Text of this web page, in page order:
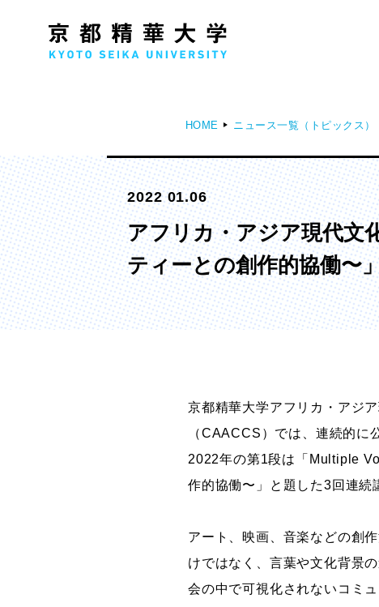
人文学部
歴史コース
文学コース
社会コース
国際文化コース
国際日本学コース
メ
メデ
デジタルクリエイションコース
プロダクトデザイン学科
新世
キャ
アニ
HOME ニュース一覧（トピックス）
2022 01.06
アフリカ・アジア現代文
ティーとの創作的協働〜
京都精華大学アフリカ・アジ
（CAACCS）では、連続的に
2022年の第1段は「Multiple
作的協働〜」と題した3回連続
アート、映画、音楽などの創
けではなく、言葉や文化背景
会の中で可視化されないコミ